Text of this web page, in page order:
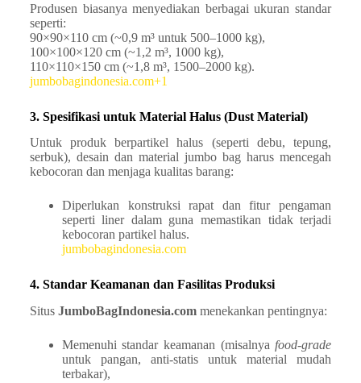
Produsen biasanya menyediakan berbagai ukuran standar
seperti:
90×90×110 cm (~0,9 m³ untuk 500–1000 kg),
100×100×120 cm (~1,2 m³, 1000 kg),
110×110×150 cm (~1,8 m³, 1500–2000 kg).
jumbobagindonesia.com+1
3. Spesifikasi untuk Material Halus (Dust Material)
Untuk produk berpartikel halus (seperti debu, tepung,
serbuk), desain dan material jumbo bag harus mencegah
kebocoran dan menjaga kualitas barang:
Diperlukan konstruksi rapat dan fitur pengaman
seperti liner dalam guna memastikan tidak terjadi
kebocoran partikel halus.
jumbobagindonesia.com
4. Standar Keamanan dan Fasilitas Produksi
Situs JumboBagIndonesia.commenekankan pentingnya:
Memenuhi standar keamanan (misalnya food-grade
untuk pangan, anti-statis untuk material mudah
terbakar),